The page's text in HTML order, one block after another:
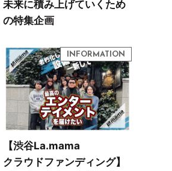
未来に積み上げていくため
の特集企画
【渋谷La.mama
クラウドファンディング】